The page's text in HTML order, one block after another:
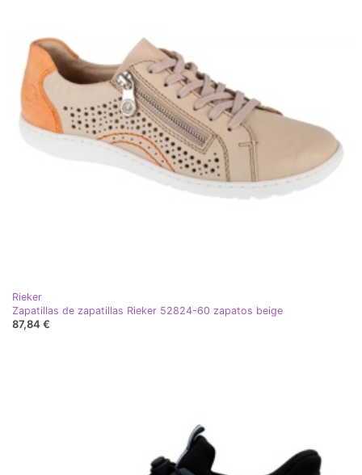
Rieker
Zapatillas de zapatillas Rieker 52824-60 zapatos beige
87,84 €